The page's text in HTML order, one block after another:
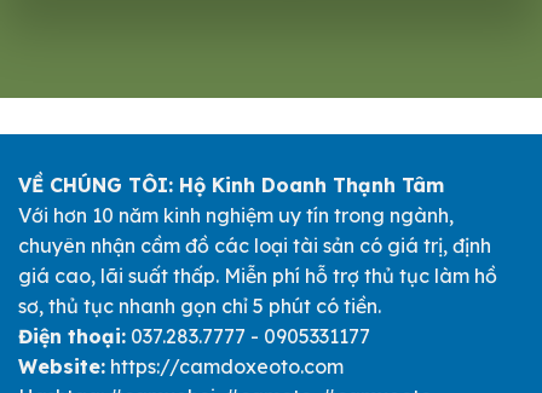
VỀ CHÚNG TÔI: Hộ Kinh Doanh Thạnh Tâm
Với hơn 10 năm kinh nghiệm uy tín trong ngành,
chuyên nhận cầm đồ các loại tài sản có giá trị, định
giá cao, lãi suất thấp. Miễn phí hỗ trợ thủ tục làm hồ
sơ, thủ tục nhanh gọn chỉ 5 phút có tiền.
Điện thoại: 037.283.7777 - 0905331177
Website: https://camdoxeoto.com